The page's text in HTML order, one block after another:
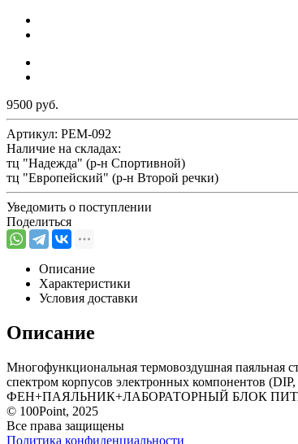
9500 руб.
Артикул: РЕМ-092
Наличие на складах:
тц "Надежда" (р-н Спортивной)
тц "Европейский" (р-н Второй речки)
Уведомить о поступлении
Поделиться
Описание
Характеристики
Условия доставки
Описание
Многофункциональная термовоздушная паяльная
спектром корпусов электронных
ФЕН+ПАЯЛЬНИК+ЛАБОРАТОРНЫЙ БЛОК
© 100Point, 2025
Все права защищены
Политика конфиденциальности